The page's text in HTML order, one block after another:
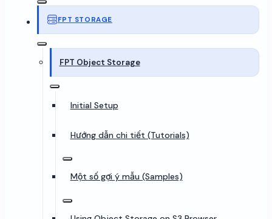
FPT STORAGE
FPT Object Storage
Initial Setup
Hướng dẫn chi tiết (Tutorials)
Một số gợi ý mẫu (Samples)